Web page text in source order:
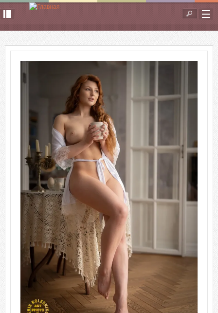
Перейти к основному содержанию
Форма
поиска